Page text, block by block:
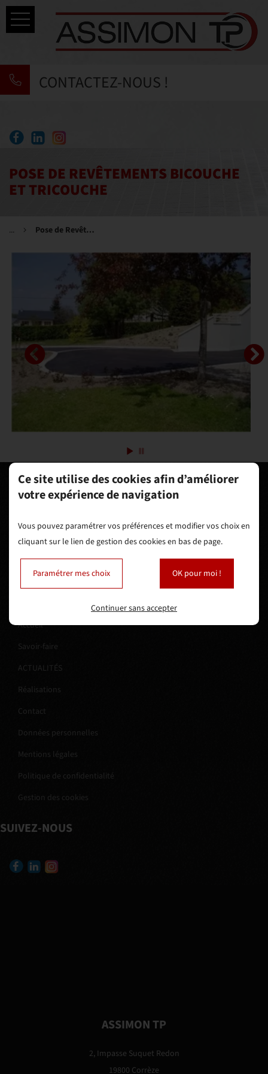
CONTACTEZ-NOUS !
Savoir-faire
ACTUALITÉS
Réalisations
Contact
POSE DE REVÊTEMENTS BICOUCHE
ET TRICOUCHE
... Pose de Revêtements Bicouche et Tricouche
05 55 26 22 42
NOS SERVICES
Accueil
Savoir-faire
ACTUALITÉS
Réalisations
Contact
Données personnelles
Mentions légales
Politique de confidentialité
Gestion des cookies
SUIVEZ-NOUS
ASSIMON TP
2, Impasse Suquet Redon
19800 Corrèze
Ce site utilise des cookies afin d’améliorer
votre expérience de navigation
Vous pouvez paramétrer vos préférences et modifier vos choix en
cliquant sur le lien de gestion des cookies en bas de page.
Paramétrer mes choix OK pour moi !
Continuer sans accepter